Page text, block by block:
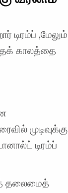
டிரம்ப் ,மேலும்
காலத்தை
முடிவுக்கு
டிரம்ப்
தலைமைத்